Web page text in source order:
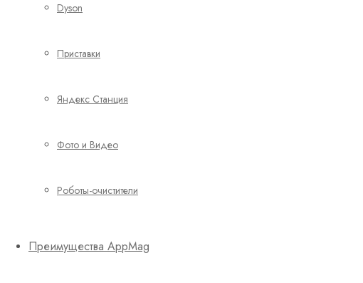
Dyson
Приставки
Яндекс Станция
Фото и Видео
Роботы-очистители
Преимущества AppMag